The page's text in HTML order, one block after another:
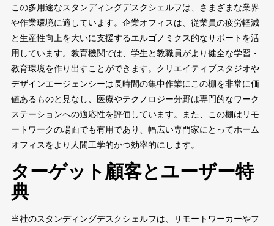
この多用途なスタンディングデスクシェルフは、さまざまな業界
や作業環境に適しています。企業オフィスは、従業員の疲労軽減
と生産性向上を大いに支援するエルゴノミクス的なサポートを活
用しています。教育機関では、学生と教職員がより健全な学習・
教育環境を作り出すことができます。クリエイティブスタジオや
デザインエージェンシーは長時間の集中作業にこの棚を非常に価
値あるものと見なし、医療やテクノロジー分野は専門的なワーク
ステーションへの適応性を評価しています。また、この棚はリモ
ートワークの場面でも有用であり、幅広い専門家にとってホーム
オフィスをより人間工学的かつ効率的にします。
ターゲット顧客とユーザー特
典
当社のスタンディングデスクシェルフは、リモートワーカーやフ